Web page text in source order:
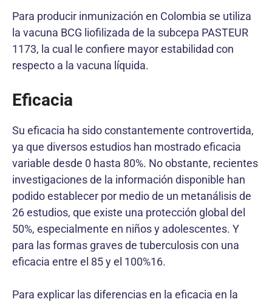
Para producir inmunización en Colombia se utiliza
la vacuna BCG liofilizada de la subcepa PASTEUR
1173, la cual le confiere mayor estabilidad con
respecto a la vacuna líquida.
Eficacia
Su eficacia ha sido constantemente controvertida,
ya que diversos estudios han mostrado eficacia
variable desde 0 hasta 80%. No obstante, recientes
investigaciones de la información disponible han
podido establecer por medio de un metanálisis de
26 estudios, que existe una protección global del
50%, especialmente en niños y adolescentes. Y
para las formas graves de tuberculosis con una
eficacia entre el 85 y el 100%16.
Para explicar las diferencias en la eficacia en la